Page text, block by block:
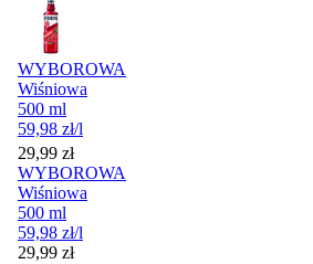
WYBOROWA
Wiśniowa
500 ml
59,98 zł/l
Cena
29,99 zł
WYBOROWA
Wiśniowa
500 ml
59,98 zł/l
Cena
29,99 zł